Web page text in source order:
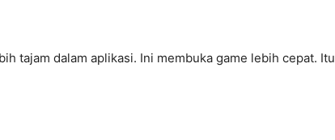
tajam dalam aplikasi. Ini membuka game lebih cepat. Itu